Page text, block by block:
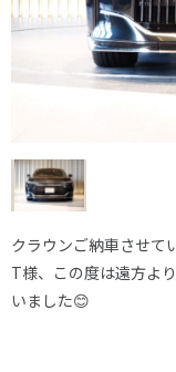
クラウンご納車させて
T様、この度は遠方よ
いました😊